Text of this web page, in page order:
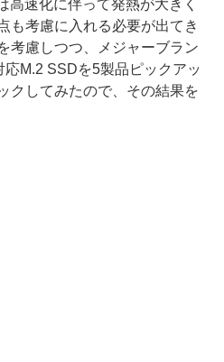
速化に伴って発熱が大きく
も考慮に入れる必要が出てき
考慮しつつ、メジャーブラン
応M.2 SSDを5製品ピックアッ
クしてみたので、その結果を